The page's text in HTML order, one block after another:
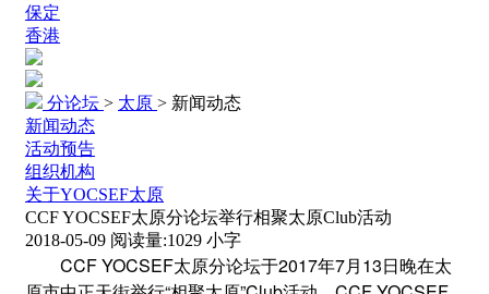
保定
香港
分论坛 > 太原 > 新闻动态
新闻动态
活动预告
组织机构
关于YOCSEF太原
CCF YOCSEF太原分论坛举行相聚太原Club活动
2018-05-09 阅读量:1029 小字
CCF YOCSEF太原分论坛于2017年7月13日晚在太